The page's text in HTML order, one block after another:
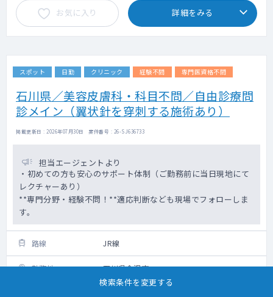
お気に入り 詳細をみる
スポット 日勤 クリニック 経験不問 専門医資格不問
石川県／美容皮膚科・科目不問／自由診療問
診メイン（翼状針を穿刺する施術あり）
掲載更新日 : 2026年07月30日 案件番号 : 26-SJ636733
担当エージェントより
・初めての方も安心のサポート体制（ご勤務前に当日現地にて
レクチャーあり）
**専門分野・経験不問！**適応判断なども現場でフォローしま
す。
路線 JR線
勤務地 石川県金沢市
検索条件を変更する